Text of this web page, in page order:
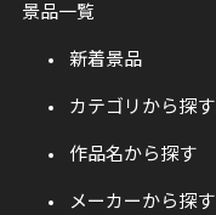
景品一覧
新着景品
カテゴリから探す
作品名から探す
メーカーから探す